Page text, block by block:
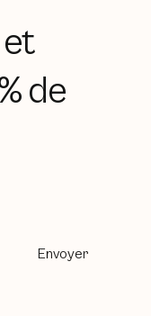
de
Envoyer